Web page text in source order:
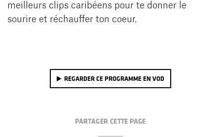
meilleurs clips caribéens pour te donner le
sourire et réchauffer ton coeur.
REGARDER CE PROGRAMME EN VOD
PARTAGER CETTE PAGE